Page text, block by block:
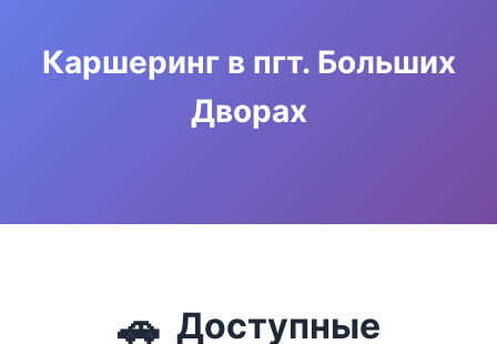
Каршеринг в пгт. Больших
Дворах
🚗 Доступные